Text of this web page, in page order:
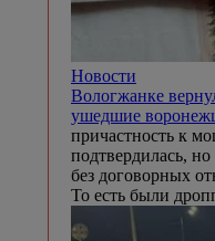
Новости
Вологжанке
ушедшие
причастность к
подтвердилась,
без договорных
То есть были